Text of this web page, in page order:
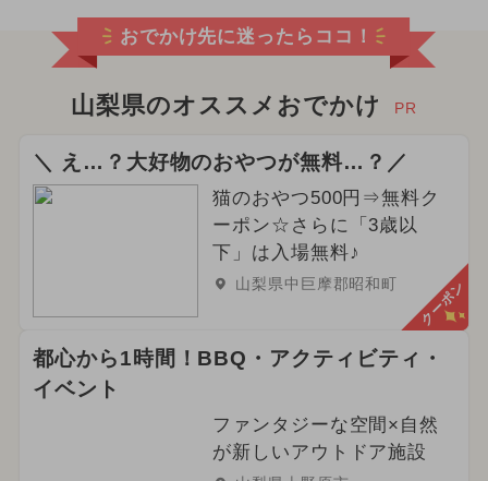
おでかけ先に迷ったらココ！
山梨県のオススメおでかけ PR
＼ え…？大好物のおやつが無料…？／
猫のおやつ500円⇒無料ク
ーポン☆さらに「3歳以
下」は入場無料♪
山梨県中巨摩郡昭和町 クーポン
都心から1時間！BBQ・アクティビティ・
イベント
ファンタジーな空間×自然
が新しいアウトドア施設